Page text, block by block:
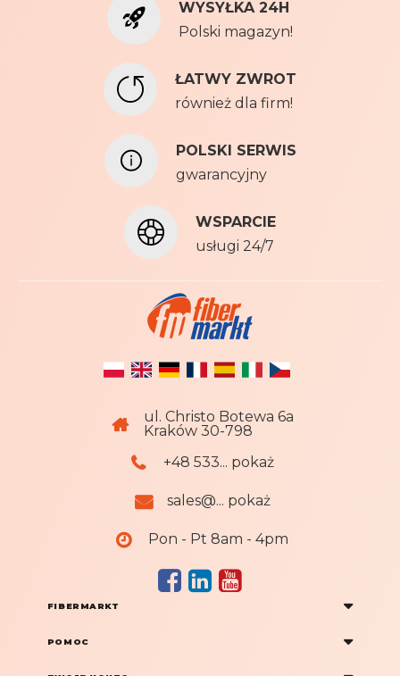
e
WYSYŁKA 24H
Polski magazyn!
ŁATWY ZWROT
również dla firm!
POLSKI SERWIS
gwarancyjny
WSPARCIE
usługi 24/7
ul. Christo Botewa 6a
Kraków 30-798
+48 533... pokaż
sales@... pokaż
Pon - Pt 8am - 4pm
FIBERMARKT
POMOC